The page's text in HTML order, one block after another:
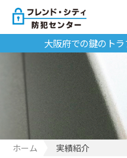
大阪府での鍵のトラ
ホーム 実績紹介